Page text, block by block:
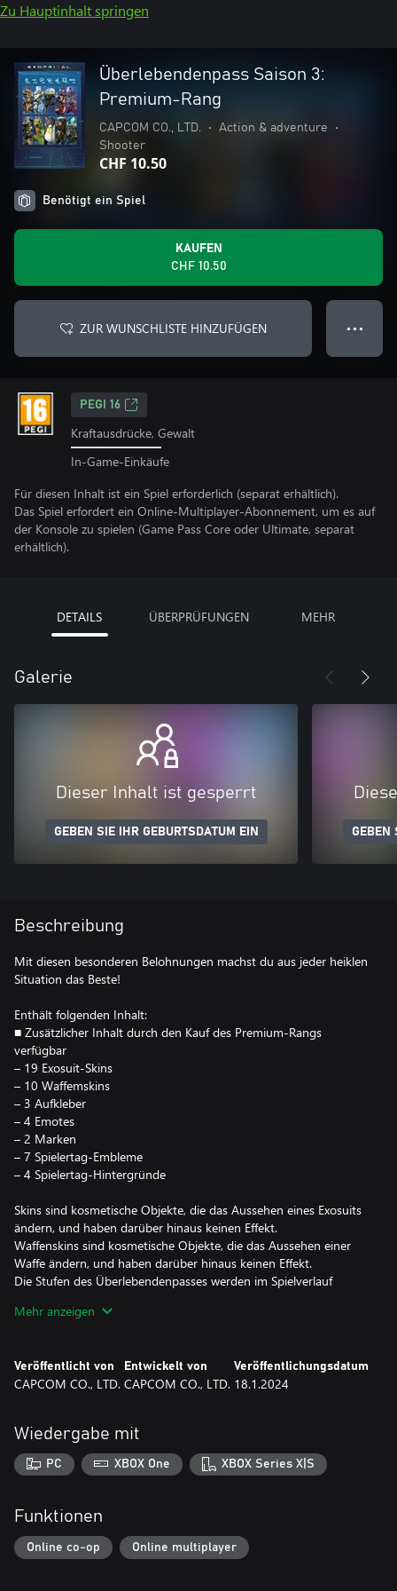
Zu Hauptinhalt springen
Überlebendenpass Saison 3:
Premium-Rang
CAPCOM CO., LTD. • Action & adventure
•
Shooter
CHF 10.50
Benötigt ein Spiel
KAUFEN
CHF 10.50
ZUR WUNSCHLISTE HINZUFÜGEN ● ● ●
PEGI 16
Kraftausdrücke, Gewalt
In-Game-Einkäufe
Für diesen Inhalt ist ein Spiel erforderlich (separat erhältlich).
Das Spiel erfordert ein Online-Multiplayer-Abonnement, um es auf
der Konsole zu spielen (Game Pass Core oder Ultimate, separat
erhältlich).
DETAILS ÜBERPRÜFUNGEN MEHR
Galerie
Dieser Inhalt ist gesperrt
GEBEN SIE IHR GEBURTSDATUM EIN GEBEN
Beschreibung
Mit diesen besonderen Belohnungen machst du aus jeder heiklen
Situation das Beste!
Enthält folgenden Inhalt:
■ Zusätzlicher Inhalt durch den Kauf des Premium-Rangs
verfügbar
– 19 Exosuit-Skins
– 10 Waffemskins
– 3 Aufkleber
– 4 Emotes
– 2 Marken
– 7 Spielertag-Embleme
– 4 Spielertag-Hintergründe
Skins sind kosmetische Objekte, die das Aussehen eines Exosuits
ändern, und haben darüber hinaus keinen Effekt.
Waffenskins sind kosmetische Objekte, die das Aussehen einer
Waffe ändern, und haben darüber hinaus keinen Effekt.
Die Stufen des Überlebendenpasses werden im Spielverlauf
den Kauf eines Premium-Rangs erhältst du besondere
entspricht einer Saison im Spiels. Dieses Produkt öffnet den
Premium-Rang des Überlebendenpasses für jede Saison.
* Die Saison wechselt am Ersten eines jeden Monats.
* Die Saisons finden nacheinander von Saison 1 bis Saison 4 statt.
* Infos zur aktuellen Saison findest du im Spiel oder in der
* Dieses Produkt ist eventuell auch in anderen Paketen enthalten.
Achte darauf, doppelte Käufe zu vermeiden.
Mehr anzeigen
Veröffentlicht von
CAPCOM CO., LTD.
Entwickelt von
CAPCOM CO., LTD.
Veröffentlichungsdatum
18.1.2024
Wiedergabe mit
PC XBOX One XBOX Series X|S
Funktionen
Online co-op Online multiplayer